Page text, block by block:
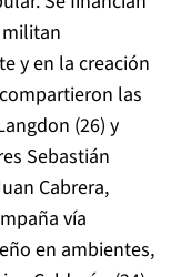
y en la creación
las
(26) y
Sebastián
Cabrera,
vía
en ambientes,